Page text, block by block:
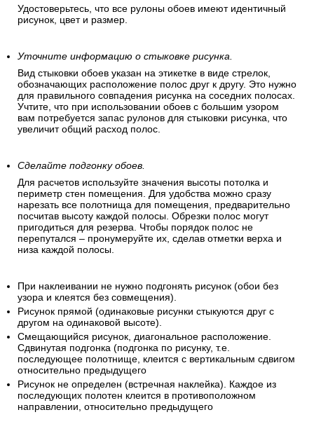
Удостоверьтесь, что все рулоны обоев имеют идентичный
рисунок, цвет и размер.
Уточните информацию о стыковке рисунка.
Вид стыковки обоев указан на этикетке в виде стрелок,
обозначающих расположение полос друг к другу. Это нужно
для правильного совпадения рисунка на соседних полосах.
Учтите, что при использовании обоев с большим узором
вам потребуется запас рулонов для стыковки рисунка, что
увеличит общий расход полос.
Сделайте подгонку обоев.
Для расчетов используйте значения высоты потолка и
периметр стен помещения. Для удобства можно сразу
нарезать все полотнища для помещения, предварительно
посчитав высоту каждой полосы. Обрезки полос могут
пригодиться для резерва. Чтобы порядок полос не
перепутался – пронумеруйте их, сделав отметки верха и
низа каждой полосы.
При наклеивании не нужно подгонять рисунок (обои без
узора и клеятся без совмещения).
Рисунок прямой (одинаковые рисунки стыкуются друг с
другом на одинаковой высоте).
Смещающийся рисунок, диагональное расположение.
Сдвинутая подгонка (подгонка по рисунку, т.е.
последующее полотнище, клеится с вертикальным сдвигом
относительно предыдущего
Рисунок не определен (встречная наклейка). Каждое из
последующих полотен клеится в противоположном
направлении, относительно предыдущего